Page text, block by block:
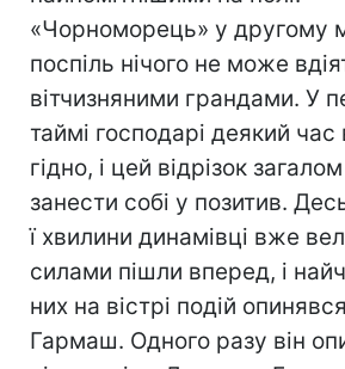
«Чорноморець» у другому
поспіль нічого не може
вітчизняними грандами. У
таймі господарі деякий час
гідно, і цей відрізок
занести собі у позитив.
ї хвилини динамівці вже
силами пішли вперед, і
них на вістрі подій
Гармаш. Одного разу він